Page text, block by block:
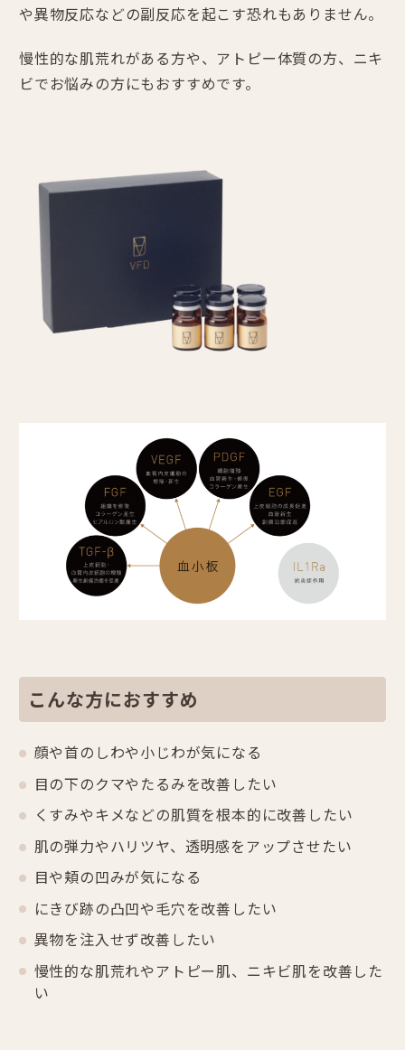
や異物反応などの副反応を起こす恐れもありません。
慢性的な肌荒れがある方や、アトピー体質の方、ニキ
ビでお悩みの方にもおすすめです。
こんな方におすすめ
顔や首のしわや小じわが気になる
目の下のクマやたるみを改善したい
くすみやキメなどの肌質を根本的に改善したい
肌の弾力やハリツヤ、透明感をアップさせたい
目や頬の凹みが気になる
にきび跡の凸凹や毛穴を改善したい
異物を注入せず改善したい
慢性的な肌荒れやアトピー肌、ニキビ肌を改善した
い